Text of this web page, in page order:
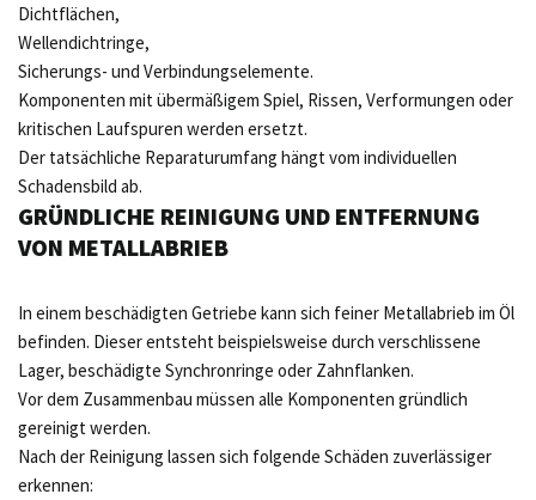
Dichtflächen,
Wellendichtringe,
Sicherungs- und Verbindungselemente.
Komponenten mit übermäßigem Spiel, Rissen, Verformungen oder
kritischen Laufspuren werden ersetzt.
Der tatsächliche Reparaturumfang hängt vom individuellen
Schadensbild ab.
GRÜNDLICHE REINIGUNG UND ENTFERNUNG
VON METALLABRIEB
In einem beschädigten Getriebe kann sich feiner Metallabrieb im Öl
befinden. Dieser entsteht beispielsweise durch verschlissene
Lager, beschädigte Synchronringe oder Zahnflanken.
Vor dem Zusammenbau müssen alle Komponenten gründlich
gereinigt werden.
Nach der Reinigung lassen sich folgende Schäden zuverlässiger
erkennen: